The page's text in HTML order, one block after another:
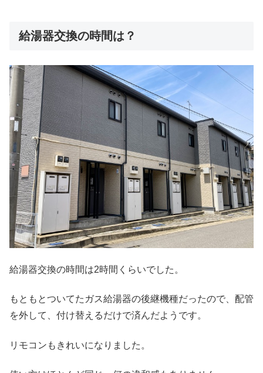
給湯器交換の時間は？
給湯器交換の時間は2時間くらいでした。
もともとついてたガス給湯器の後継機種だったので、配管
を外して、付け替えるだけで済んだようです。
リモコンもきれいになりました。